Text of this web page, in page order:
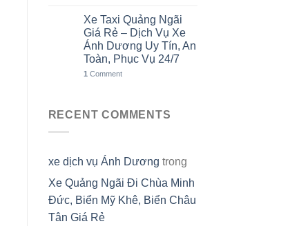
Xe Taxi Quảng Ngãi
Giá Rẻ – Dịch Vụ Xe
Ánh Dương Uy Tín, An
Toàn, Phục Vụ 24/7
1 Comment
RECENT COMMENTS
xe dịch vụ Ánh Dương trong
Xe Quảng Ngãi Đi Chùa Minh
Đức, Biển Mỹ Khê, Biển Châu
Tân Giá Rẻ